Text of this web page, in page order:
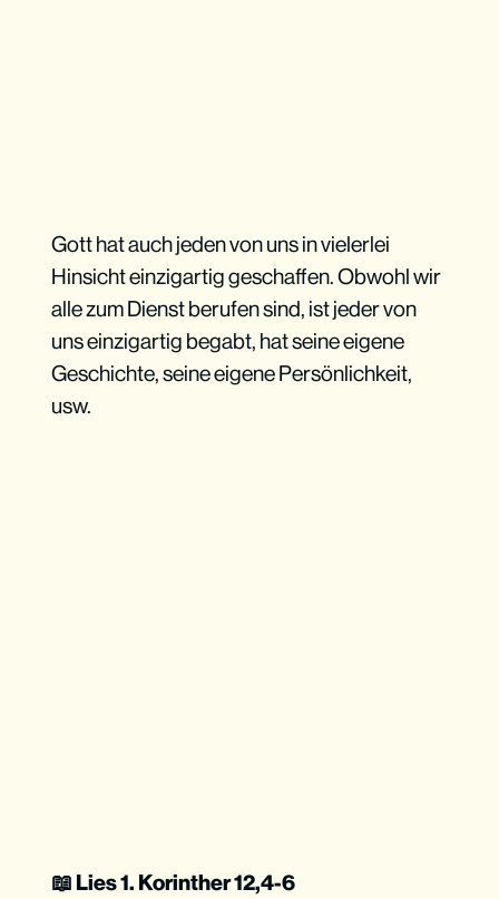
Gott hat auch jeden von uns in vielerlei
Hinsicht einzigartig geschaffen. Obwohl wir
alle zum Dienst berufen sind, ist jeder von
uns einzigartig begabt, hat seine eigene
Geschichte, seine eigene Persönlichkeit,
usw.
📖 Lies 1. Korinther 12,4-6